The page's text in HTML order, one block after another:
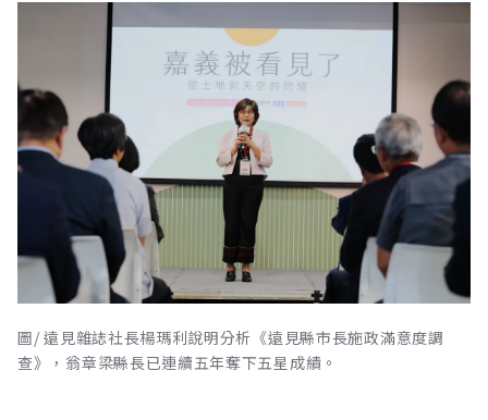
圖/ 遠見雜誌社長楊瑪利說明分析《遠見縣市長施政滿意度調
查》，翁章梁縣長已連續五年奪下五星成績。